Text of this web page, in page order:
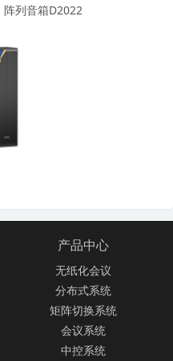
阵列音箱D2022
产品中心
无纸化会议
分布式系统
矩阵切换系统
会议系统
中控系统